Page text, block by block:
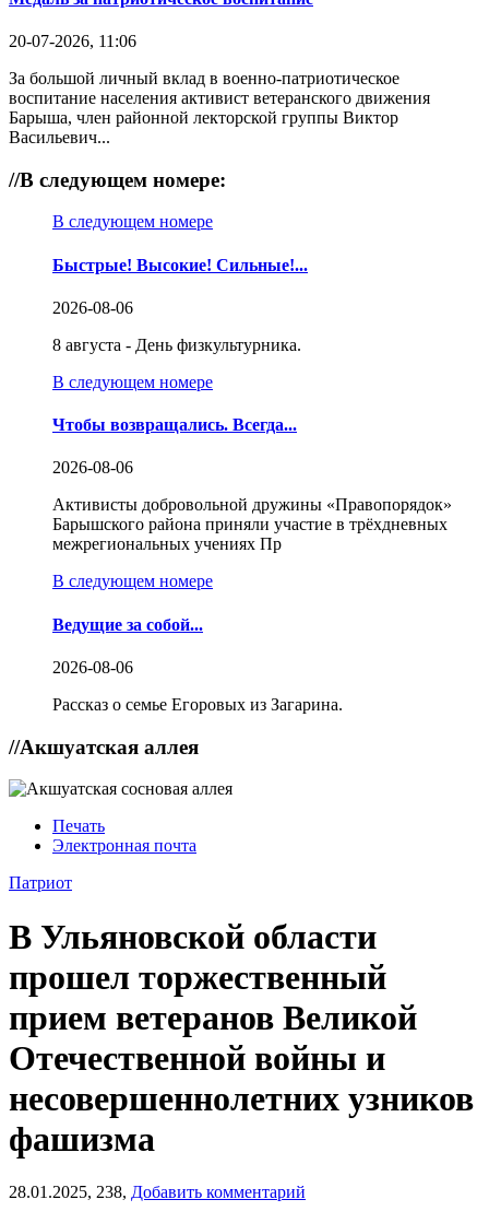
20-07-2026, 11:06
За большой личный вклад в военно-патриотическое
воспитание населения активист ветеранского движения
Барыша, член районной лекторской группы Виктор
Васильевич...
//В следующем номере:
В следующем номере
Быстрые! Высокие! Сильные!...
2026-08-06
8 августа - День физкультурника.
В следующем номере
Чтобы возвращались. Всегда...
2026-08-06
Активисты добровольной дружины «Правопорядок»
Барышского района приняли участие в трёхдневных
межрегиональных учениях Пр
В следующем номере
Ведущие за собой...
2026-08-06
Рассказ о семье Егоровых из Загарина.
//Акшуатская аллея
Печать
Электронная почта
Патриот
В Ульяновской области
прошел торжественный
прием ветеранов Великой
Отечественной войны и
несовершеннолетних узников
фашизма
28.01.2025, 238, Добавить комментарий